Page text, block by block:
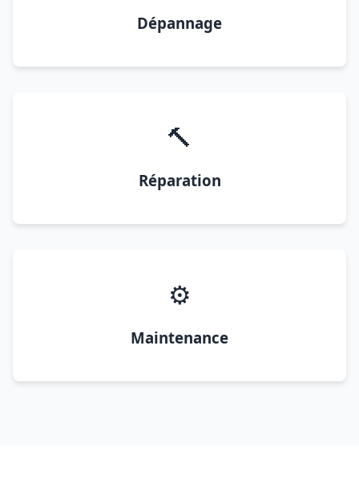
Dépannage
🔨
Réparation
⚙️
Maintenance